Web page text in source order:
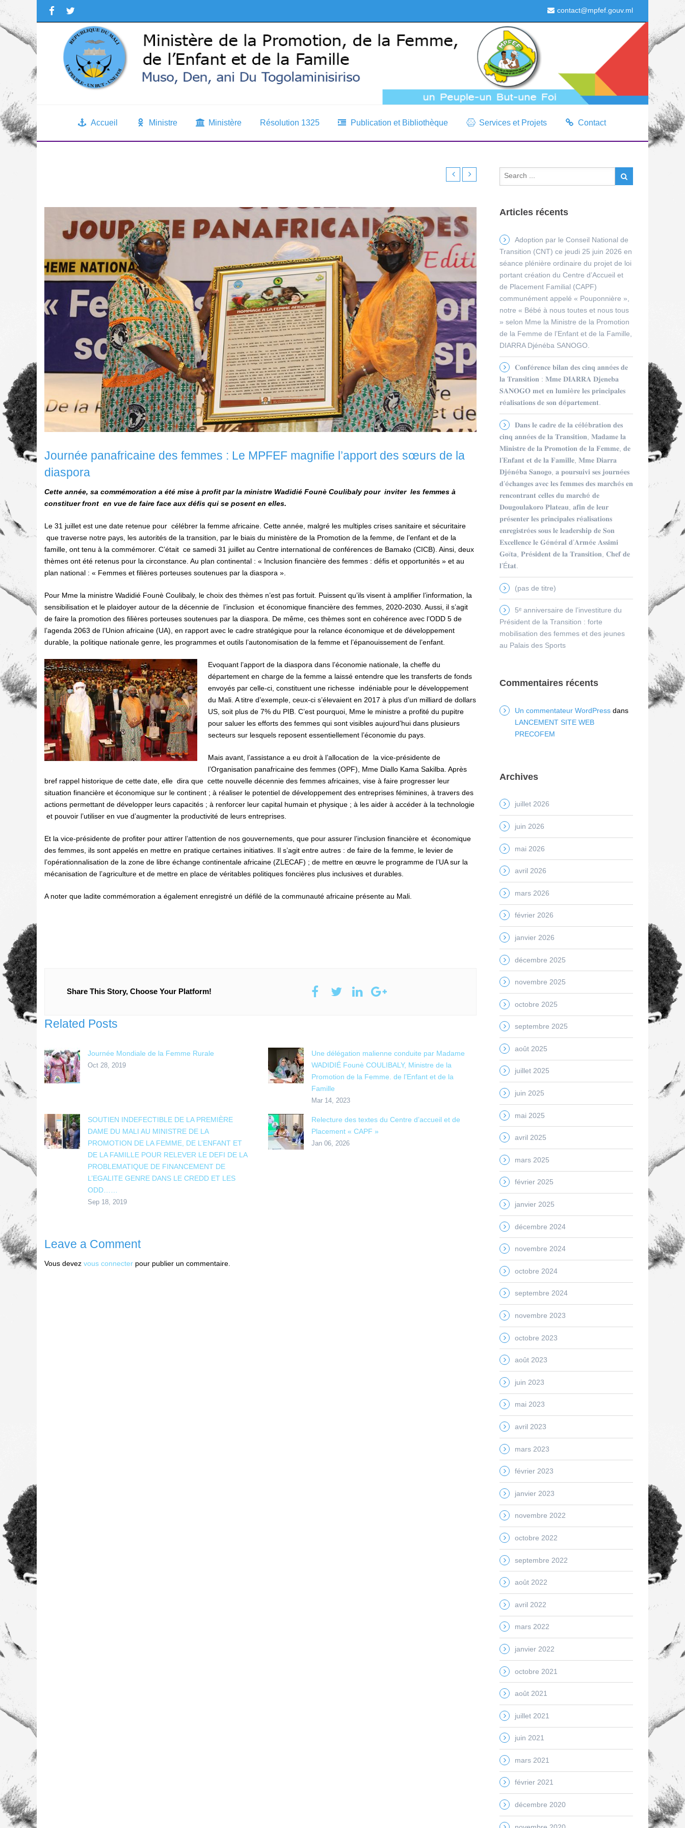
contact@mpfef.gouv.ml
Accueil Ministre Ministère Résolution 1325 Publication et Bibliothèque Services et Projets Contact
Journée panafricaine des femmes : Le MPFEF magnifie l’apport des sœurs de la
diaspora
Cette année, sa commémoration a été mise à profit par la ministre Wadidié Founè Coulibaly pour inviter les femmes à
constituer front en vue de faire face aux défis qui se posent en elles.
Le 31 juillet est une date retenue pour célébrer la femme africaine. Cette année, malgré les multiples crises sanitaire et sécuritaire
que traverse notre pays, les autorités de la transition, par le biais du ministère de la Promotion de la femme, de l’enfant et de la
famille, ont tenu à la commémorer. C’était ce samedi 31 juillet au Centre international de conférences de Bamako (CICB). Ainsi, deux
thèmes ont été retenus pour la circonstance. Au plan continental : « Inclusion financière des femmes : défis et opportunités » et au
plan national : « Femmes et filières porteuses soutenues par la diaspora ».
Pour Mme la ministre Wadidié Founè Coulibaly, le choix des thèmes n’est pas fortuit. Puissent qu’ils visent à amplifier l’information, la
sensibilisation et le plaidoyer autour de la décennie de l’inclusion et économique financière des femmes, 2020-2030. Aussi, il s’agit
de faire la promotion des filières porteuses soutenues par la diaspora. De même, ces thèmes sont en cohérence avec l’ODD 5 de
l’agenda 2063 de l’Union africaine (UA), en rapport avec le cadre stratégique pour la relance économique et de développement
durable, la politique nationale genre, les programmes et outils l’autonomisation de la femme et l’épanouissement de l’enfant.
Evoquant l’apport de la diaspora dans l’économie nationale, la cheffe du
département en charge de la femme a laissé entendre que les transferts de fonds
envoyés par celle-ci, constituent une richesse indéniable pour le développement
du Mali. A titre d’exemple, ceux-ci s’élevaient en 2017 à plus d’un milliard de dollars
US, soit plus de 7% du PIB. C’est pourquoi, Mme le ministre a profité du pupitre
pour saluer les efforts des femmes qui sont visibles aujourd’hui dans plusieurs
secteurs sur lesquels reposent essentiellement l’économie du pays.
Mais avant, l’assistance a eu droit à l’allocation de la vice-présidente de
l’Organisation panafricaine des femmes (OPF), Mme Diallo Kama Sakilba. Après
bref rappel historique de cette date, elle dira que cette nouvelle décennie des femmes africaines, vise à faire progresser leur
situation financière et économique sur le continent ; à réaliser le potentiel de développement des entreprises féminines, à travers des
actions permettant de développer leurs capacités ; à renforcer leur capital humain et physique ; à les aider à accéder à la technologie
et pouvoir l’utiliser en vue d’augmenter la productivité de leurs entreprises.
Et la vice-présidente de profiter pour attirer l’attention de nos gouvernements, que pour assurer l’inclusion financière et économique
des femmes, ils sont appelés en mettre en pratique certaines initiatives. Il s’agit entre autres : de faire de la femme, le levier de
l’opérationnalisation de la zone de libre échange continentale africaine (ZLECAF) ; de mettre en œuvre le programme de l’UA sur la
mécanisation de l’agriculture et de mettre en place de véritables politiques foncières plus inclusives et durables.
A noter que ladite commémoration a également enregistré un défilé de la communauté africaine présente au Mali.
Share This Story, Choose Your Platform!
Related Posts
Journée Mondiale de la Femme Rurale
Oct 28, 2019
Une délégation malienne conduite par Madame
WADIDIÉ Founè COULIBALY, Ministre de la
Promotion de la Femme. de l’Enfant et de la
Famille
Mar 14, 2023
SOUTIEN INDEFECTIBLE DE LA PREMIÈRE
DAME DU MALI AU MINISTRE DE LA
PROMOTION DE LA FEMME, DE L’ENFANT ET
DE LA FAMILLE POUR RELEVER LE DEFI DE LA
PROBLEMATIQUE DE FINANCEMENT DE
L’EGALITE GENRE DANS LE CREDD ET LES
ODD……
Sep 18, 2019
Relecture des textes du Centre d’accueil et de
Placement « CAPF »
Jan 06, 2026
Leave a Comment
Vous devez vous connecter pour publier un commentaire.
Articles récents
Adoption par le Conseil National de
Transition (CNT) ce jeudi 25 juin 2026 en
séance plénière ordinaire du projet de loi
portant création du Centre d’Accueil et
de Placement Familial (CAPF)
communément appelé « Pouponnière »,
notre « Bébé à nous toutes et nous tous
» selon Mme la Ministre de la Promotion
de la Femme de l’Enfant et de la Famille,
DIARRA Djénéba SANOGO.
𝐂𝐨𝐧𝐟é𝐫𝐞𝐧𝐜𝐞 𝐛𝐢𝐥𝐚𝐧 𝐝𝐞𝐬 𝐜𝐢𝐧𝐪 𝐚𝐧𝐧é𝐞𝐬 𝐝𝐞
𝐥𝐚 𝐓𝐫𝐚𝐧𝐬𝐢𝐭𝐢𝐨𝐧 : 𝐌𝐦𝐞 𝐃𝐈𝐀𝐑𝐑𝐀 𝐃𝐣𝐞𝐧𝐞𝐛𝐚
𝐒𝐀𝐍𝐎𝐆𝐎 𝐦𝐞𝐭 𝐞𝐧 𝐥𝐮𝐦𝐢è𝐫𝐞 𝐥𝐞𝐬 𝐩𝐫𝐢𝐧𝐜𝐢𝐩𝐚𝐥𝐞𝐬
𝐫é𝐚𝐥𝐢𝐬𝐚𝐭𝐢𝐨𝐧𝐬 𝐝𝐞 𝐬𝐨𝐧 𝐝é𝐩𝐚𝐫𝐭𝐞𝐦𝐞𝐧𝐭.
𝐃𝐚𝐧𝐬 𝐥𝐞 𝐜𝐚𝐝𝐫𝐞 𝐝𝐞 𝐥𝐚 𝐜é𝐥é𝐛𝐫𝐚𝐭𝐢𝐨𝐧 𝐝𝐞𝐬
𝐜𝐢𝐧𝐪 𝐚𝐧𝐧é𝐞𝐬 𝐝𝐞 𝐥𝐚 𝐓𝐫𝐚𝐧𝐬𝐢𝐭𝐢𝐨𝐧, 𝐌𝐚𝐝𝐚𝐦𝐞 𝐥𝐚
𝐌𝐢𝐧𝐢𝐬𝐭𝐫𝐞 𝐝𝐞 𝐥𝐚 𝐏𝐫𝐨𝐦𝐨𝐭𝐢𝐨𝐧 𝐝𝐞 𝐥𝐚 𝐅𝐞𝐦𝐦𝐞, 𝐝𝐞
𝐥’𝐄𝐧𝐟𝐚𝐧𝐭 𝐞𝐭 𝐝𝐞 𝐥𝐚 𝐅𝐚𝐦𝐢𝐥𝐥𝐞, 𝐌𝐦𝐞 𝐃𝐢𝐚𝐫𝐫𝐚
𝐃𝐣é𝐧é𝐛𝐚 𝐒𝐚𝐧𝐨𝐠𝐨, 𝐚 𝐩𝐨𝐮𝐫𝐬𝐮𝐢𝐯𝐢 𝐬𝐞𝐬 𝐣𝐨𝐮𝐫𝐧é𝐞𝐬
𝐝’é𝐜𝐡𝐚𝐧𝐠𝐞𝐬 𝐚𝐯𝐞𝐜 𝐥𝐞𝐬 𝐟𝐞𝐦𝐦𝐞𝐬 𝐝𝐞𝐬 𝐦𝐚𝐫𝐜𝐡é𝐬 𝐞𝐧
𝐫𝐞𝐧𝐜𝐨𝐧𝐭𝐫𝐚𝐧𝐭 𝐜𝐞𝐥𝐥𝐞𝐬 𝐝𝐮 𝐦𝐚𝐫𝐜𝐡é 𝐝𝐞
𝐃𝐨𝐮𝐠𝐨𝐮𝐥𝐚𝐤𝐨𝐫𝐨 𝐏𝐥𝐚𝐭𝐞𝐚𝐮, 𝐚𝐟𝐢𝐧 𝐝𝐞 𝐥𝐞𝐮𝐫
𝐩𝐫é𝐬𝐞𝐧𝐭𝐞𝐫 𝐥𝐞𝐬 𝐩𝐫𝐢𝐧𝐜𝐢𝐩𝐚𝐥𝐞𝐬 𝐫é𝐚𝐥𝐢𝐬𝐚𝐭𝐢𝐨𝐧𝐬
𝐞𝐧𝐫𝐞𝐠𝐢𝐬𝐭𝐫é𝐞𝐬 𝐬𝐨𝐮𝐬 𝐥𝐞 𝐥𝐞𝐚𝐝𝐞𝐫𝐬𝐡𝐢𝐩 𝐝𝐞 𝐒𝐨𝐧
𝐄𝐱𝐜𝐞𝐥𝐥𝐞𝐧𝐜𝐞 𝐥𝐞 𝐆é𝐧é𝐫𝐚𝐥 𝐝’𝐀𝐫𝐦é𝐞 𝐀𝐬𝐬𝐢𝐦𝐢
𝐆𝐨ï𝐭𝐚, 𝐏𝐫é𝐬𝐢𝐝𝐞𝐧𝐭 𝐝𝐞 𝐥𝐚 𝐓𝐫𝐚𝐧𝐬𝐢𝐭𝐢𝐨𝐧, 𝐂𝐡𝐞𝐟 𝐝𝐞
𝐥’É𝐭𝐚𝐭.
(pas de titre)
5ᵉ anniversaire de l’investiture du
Président de la Transition : forte
mobilisation des femmes et des jeunes
au Palais des Sports
Commentaires récents
Un commentateur WordPressdans
LANCEMENT SITE WEB
PRECOFEM
Archives
juillet 2026
juin 2026
mai 2026
avril 2026
mars 2026
février 2026
janvier 2026
décembre 2025
novembre 2025
octobre 2025
septembre 2025
août 2025
juillet 2025
juin 2025
mai 2025
avril 2025
mars 2025
février 2025
janvier 2025
décembre 2024
novembre 2024
octobre 2024
septembre 2024
novembre 2023
octobre 2023
août 2023
juin 2023
mai 2023
avril 2023
mars 2023
février 2023
janvier 2023
novembre 2022
octobre 2022
septembre 2022
août 2022
avril 2022
mars 2022
janvier 2022
octobre 2021
août 2021
juillet 2021
juin 2021
mars 2021
février 2021
décembre 2020